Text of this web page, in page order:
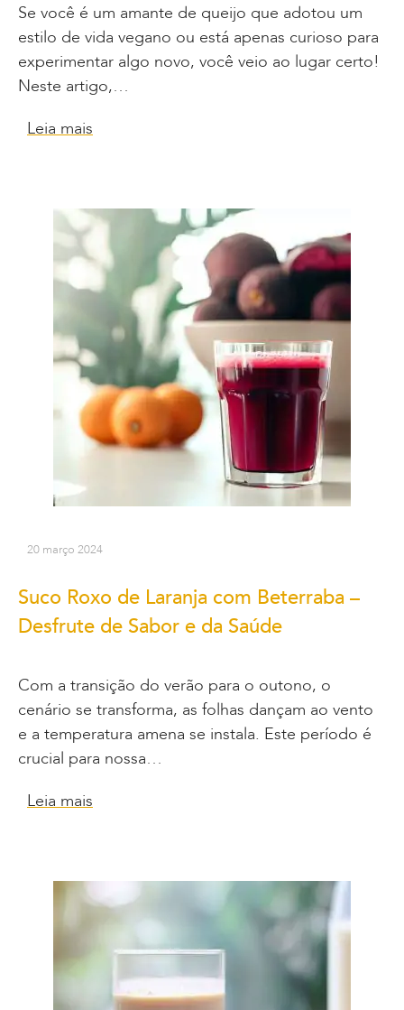
Se você é um amante de queijo que adotou um
estilo de vida vegano ou está apenas curioso para
experimentar algo novo, você veio ao lugar certo!
Neste artigo,…
Leia mais
20 março 2024
Suco Roxo de Laranja com Beterraba –
Desfrute de Sabor e da Saúde
Com a transição do verão para o outono, o
cenário se transforma, as folhas dançam ao vento
e a temperatura amena se instala. Este período é
crucial para nossa…
Leia mais